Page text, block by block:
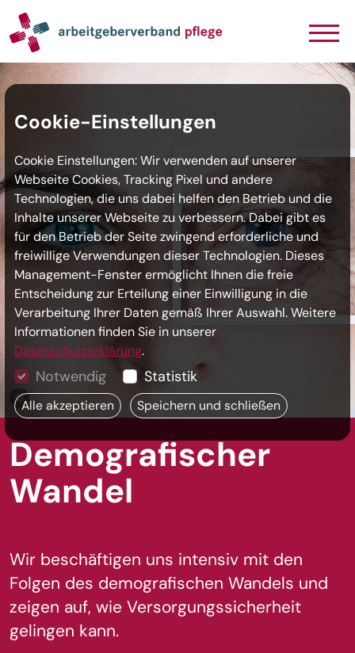
Navigation
Inhalt
Seitenabschluss
Copyright-Information:
Demografischer
Wandel
Wir beschäftigen uns intensiv mit den
Folgen des demografischen Wandels und
zeigen auf, wie Versorgungssicherheit
gelingen kann.
Cookie-Einstellungen
Cookie Einstellungen: Wir verwenden auf unserer
Webseite Cookies, Tracking Pixel und andere
Technologien, die uns dabei helfen den Betrieb und die
Inhalte unserer Webseite zu verbessern. Dabei gibt es
für den Betrieb der Seite zwingend erforderliche und
freiwillige Verwendungen dieser Technologien. Dieses
Management-Fenster ermöglicht Ihnen die freie
Entscheidung zur Erteilung einer Einwilligung in die
Verarbeitung Ihrer Daten gemäß Ihrer Auswahl. Weitere
Informationen finden Sie in unserer
Datenschutzerklärung.
Notwendig Statistik
Alle akzeptieren Speichern und schließen